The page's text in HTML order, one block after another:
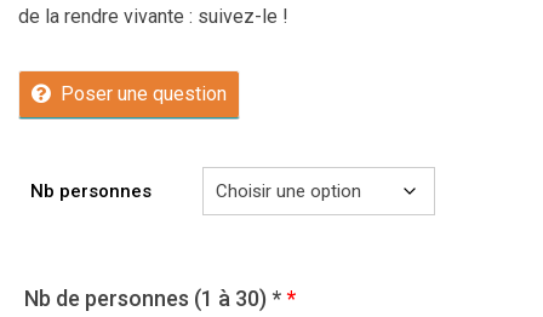
de la rendre vivante : suivez-le !
Poser une question
Nb personnes
Nb de personnes (1 à 30) **